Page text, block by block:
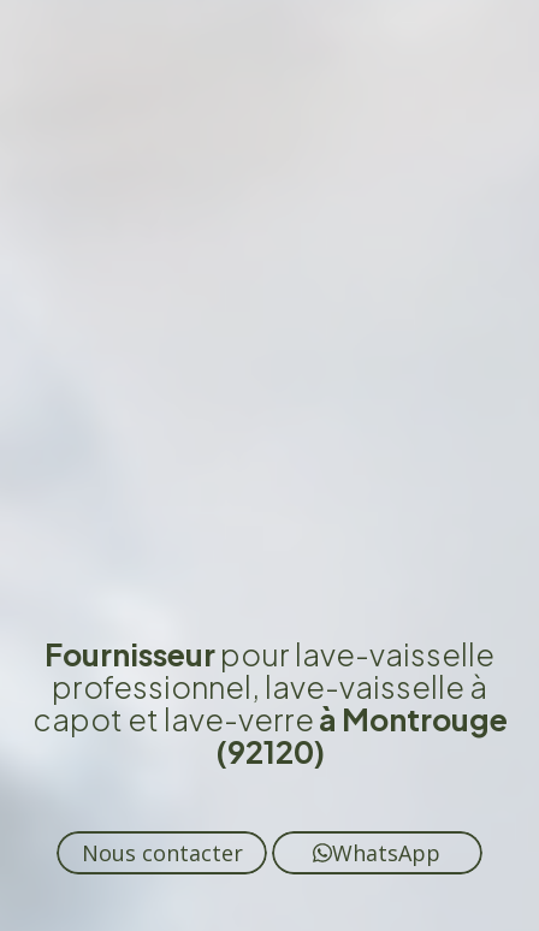
Fournisseurpour lave-vaisselle
professionnel, lave-vaisselle à
capot et lave-verreà Montrouge
(92120)
Nous contacter WhatsApp